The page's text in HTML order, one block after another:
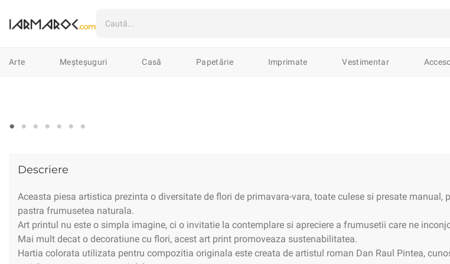
Marochinărie Țesături de interior
Vestimentar Îmbrăcăminte Încălțăminte
Accesorii Genți Huse Portofele Pălării Eșarfe Borsete
Bijuterii Cercei Coliere Broșe Inele Brățări Pandantive
Arte Meșteșuguri Casă Papetărie Imprimate Vestimentar
Descriere
Aceasta piesa artistica prezinta o diversitate de flori de primavara-vara, toate culese si presate manual,
pastra frumusetea naturala.
Art printul nu este o simpla imagine, ci o invitatie la contemplare si apreciere a frumusetii care ne
Mai mult decat o decoratiune cu flori, acest art print promoveaza sustenabilitatea.
Hartia colorata utilizata pentru compozitia originala este creata de artistul roman Dan Raul Pintea,